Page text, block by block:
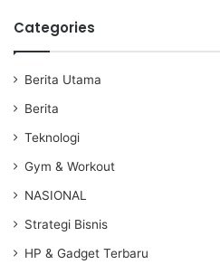
Categories
Berita Utama
Berita
Teknologi
Gym & Workout
NASIONAL
Strategi Bisnis
HP & Gadget Terbaru